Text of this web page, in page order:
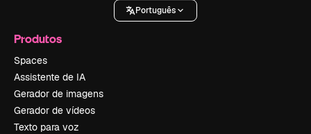
Português
Produtos
Spaces
Assistente de IA
Gerador de imagens
Gerador de vídeos
Texto para voz